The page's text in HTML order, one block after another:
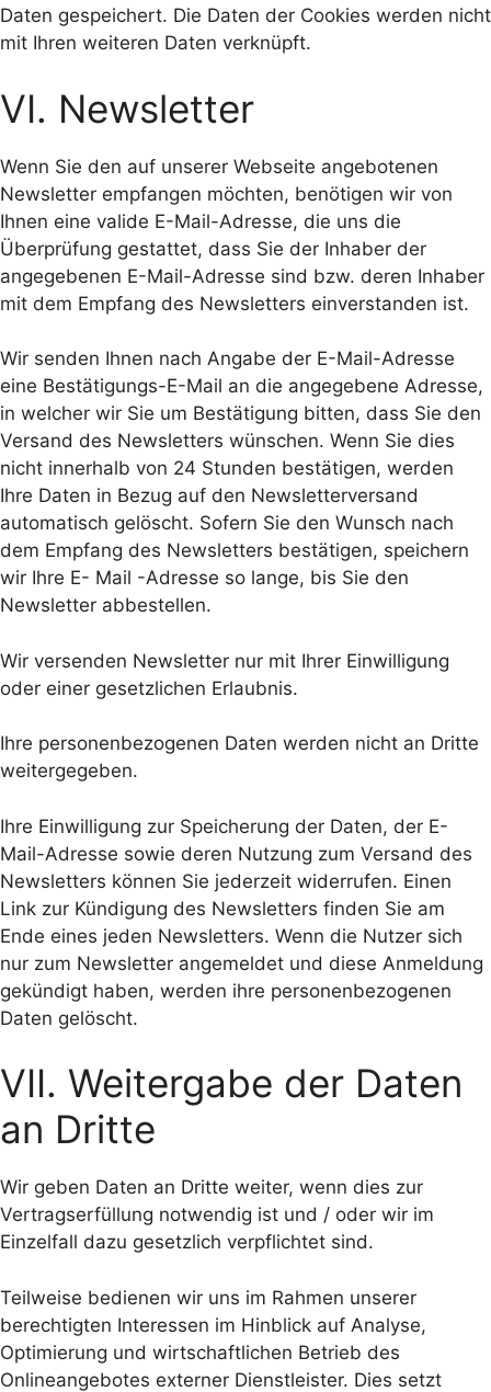
Daten gespeichert. Die Daten der Cookies werden nicht
mit Ihren weiteren Daten verknüpft.
VI. Newsletter
Wenn Sie den auf unserer Webseite angebotenen
Newsletter empfangen möchten, benötigen wir von
Ihnen eine valide E-Mail-Adresse, die uns die
Überprüfung gestattet, dass Sie der Inhaber der
angegebenen E-Mail-Adresse sind bzw. deren Inhaber
mit dem Empfang des Newsletters einverstanden ist.
Wir senden Ihnen nach Angabe der E-Mail-Adresse
eine Bestätigungs-E-Mail an die angegebene Adresse,
in welcher wir Sie um Bestätigung bitten, dass Sie den
Versand des Newsletters wünschen. Wenn Sie dies
nicht innerhalb von 24 Stunden bestätigen, werden
Ihre Daten in Bezug auf den Newsletterversand
automatisch gelöscht. Sofern Sie den Wunsch nach
dem Empfang des Newsletters bestätigen, speichern
wir Ihre E- Mail -Adresse so lange, bis Sie den
Newsletter abbestellen.
Wir versenden Newsletter nur mit Ihrer Einwilligung
oder einer gesetzlichen Erlaubnis.
Ihre personenbezogenen Daten werden nicht an Dritte
weitergegeben.
Ihre Einwilligung zur Speicherung der Daten, der E-
Mail-Adresse sowie deren Nutzung zum Versand des
Newsletters können Sie jederzeit widerrufen. Einen
Link zur Kündigung des Newsletters finden Sie am
Ende eines jeden Newsletters. Wenn die Nutzer sich
nur zum Newsletter angemeldet und diese Anmeldung
gekündigt haben, werden ihre personenbezogenen
Daten gelöscht.
VII. Weitergabe der Daten
an Dritte
Wir geben Daten an Dritte weiter, wenn dies zur
Vertragserfüllung notwendig ist und / oder wir im
Einzelfall dazu gesetzlich verpflichtet sind.
Teilweise bedienen wir uns im Rahmen unserer
berechtigten Interessen im Hinblick auf Analyse,
Optimierung und wirtschaftlichen Betrieb des
Onlineangebotes externer Dienstleister. Dies setzt